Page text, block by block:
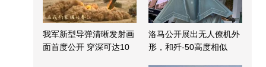
我军新型导弹清晰发射画
面首度公开 穿深可达10
洛马公开展出无人僚机外
形，和歼-50高度相似